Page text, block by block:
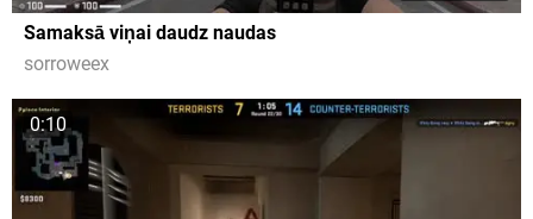
Samaksā viņai daudz naudas
sorroweex
0:10